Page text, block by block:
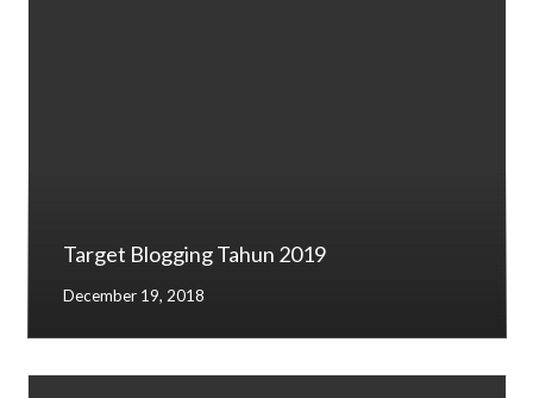
Target Blogging Tahun 2019
December 19, 2018